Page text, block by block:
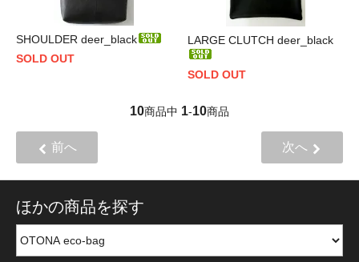
SHOULDER deer_black
SOLD OUT
LARGE CLUTCH deer_black
SOLD OUT
10商品中 1-10商品
前へ 次へ
ほかの商品を探す